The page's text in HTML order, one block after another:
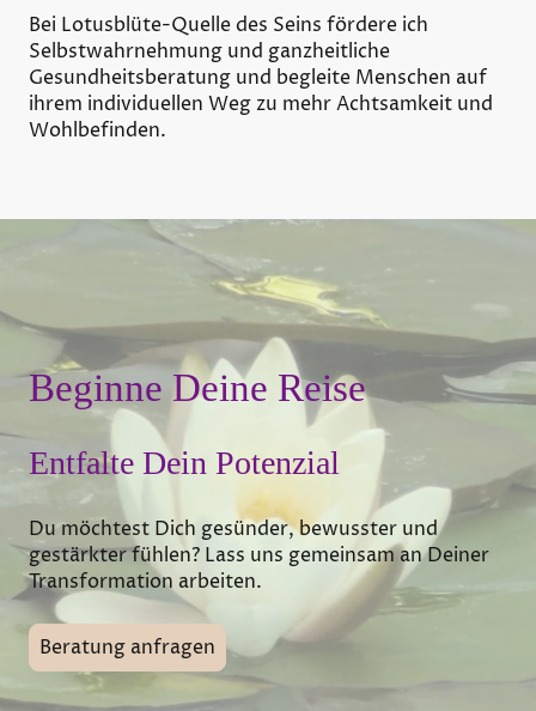
Bei Lotusblüte-Quelle des Seins fördere ich
Selbstwahrnehmung und ganzheitliche
Gesundheitsberatung und begleite Menschen auf
ihrem individuellen Weg zu mehr Achtsamkeit und
Wohlbefinden.
Beginne Deine Reise
Entfalte Dein Potenzial
Du möchtest Dich gesünder, bewusster und
gestärkter fühlen? Lass uns gemeinsam an Deiner
Transformation arbeiten.
Beratung anfragen